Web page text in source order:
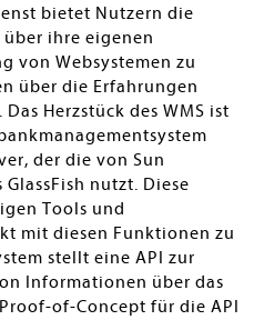
bietet Nutzern die
ihre eigenen
von Websystemen zu
über die Erfahrungen
Herzstück des WMS ist
der die von Sun
nutzt. Diese
Tools und
mit diesen Funktionen zu
stellt eine API zur
Informationen über das
of-Concept für die API